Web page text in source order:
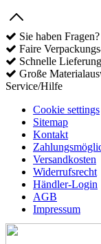
Sie haben
Faire
Schnelle
Große
Service/Hilfe
Cookie settings
Sitemap
Kontakt
Versandkosten
Widerrufsrecht
Händler-Login
AGB
Impressum